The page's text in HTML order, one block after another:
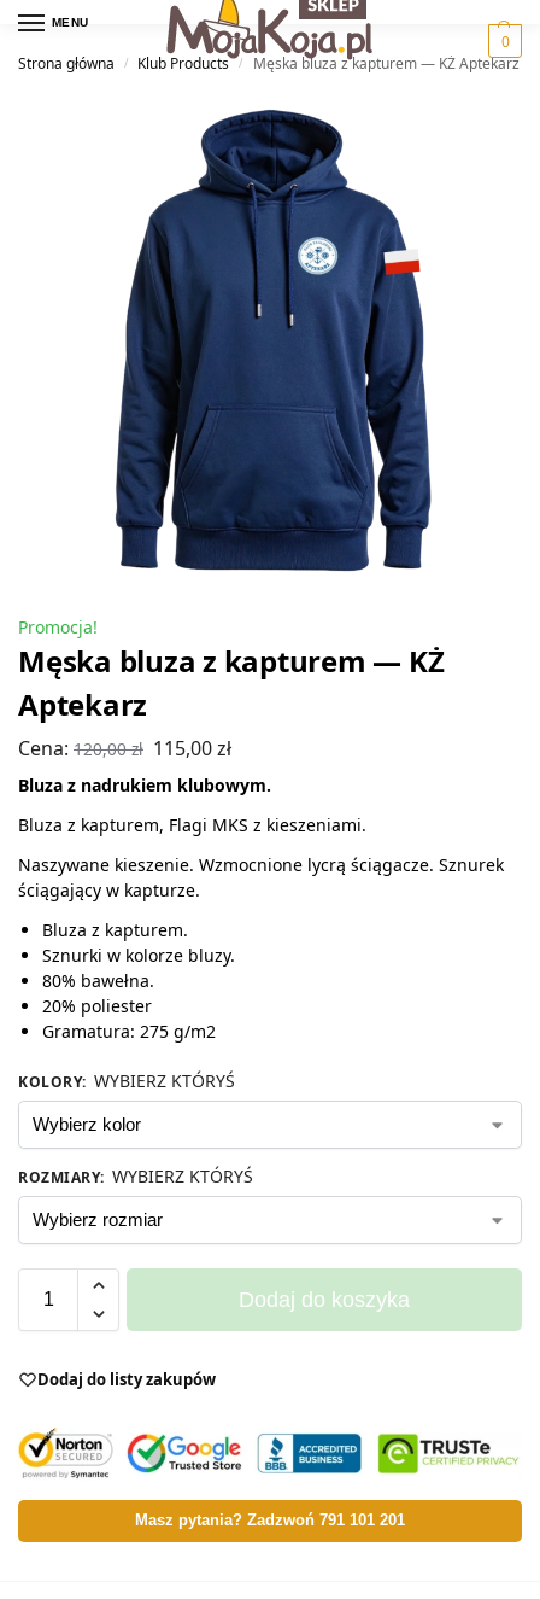
MENU
0
Strona główna
/ Klub Products / Męska bluza z kapturem — KŻ Aptekarz
Promocja!
Męska bluza z kapturem — KŻ
Aptekarz
Cena: 120,00zł 115,00zł
Bluza z nadrukiem klubowym.
Bluza z kapturem, Flagi MKS z kieszeniami.
Naszywane kieszenie. Wzmocnione lycrą ściągacze. Sznurek
ściągający w kapturze.
Bluza z kapturem.
Sznurki w kolorze bluzy.
80% bawełna.
20% poliester
Gramatura: 275 g/m2
KOLORY: WYBIERZ KTÓRYŚ
ROZMIARY: WYBIERZ KTÓRYŚ
Dodaj do koszyka
Dodaj do listy zakupów
Masz pytania? Zadzwoń 791 101 201